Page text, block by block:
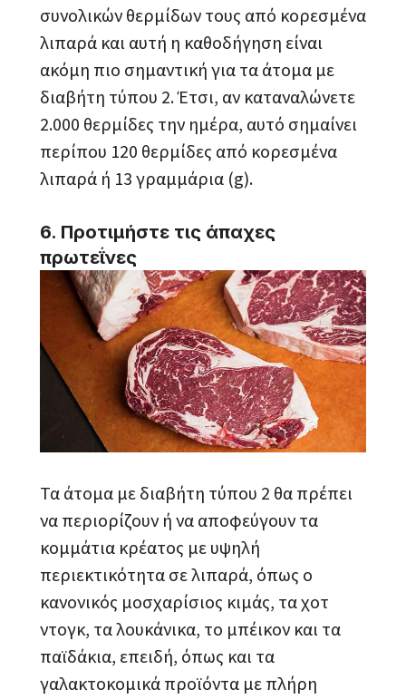
συνολικών θερμίδων τους από κορεσμένα
λιπαρά και αυτή η καθοδήγηση είναι
ακόμη πιο σημαντική για τα άτομα με
διαβήτη τύπου 2. Έτσι, αν καταναλώνετε
2.000 θερμίδες την ημέρα, αυτό σημαίνει
περίπου 120 θερμίδες από κορεσμένα
λιπαρά ή 13 γραμμάρια (g).
6. Προτιμήστε τις άπαχες
πρωτεΐνες
Τα άτομα με διαβήτη τύπου 2 θα πρέπει
να περιορίζουν ή να αποφεύγουν τα
κομμάτια κρέατος με υψηλή
περιεκτικότητα σε λιπαρά, όπως ο
κανονικός μοσχαρίσιος κιμάς, τα χοτ
ντογκ, τα λουκάνικα, το μπέικον και τα
παϊδάκια, επειδή, όπως και τα
γαλακτοκομικά προϊόντα με πλήρη